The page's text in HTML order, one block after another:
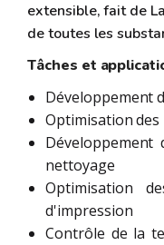
extensible, fait de
de toutes les
Tâches et
Développement
Optimisation
Développement
nettoyage
Optimisation
d'impression
Contrôle de la